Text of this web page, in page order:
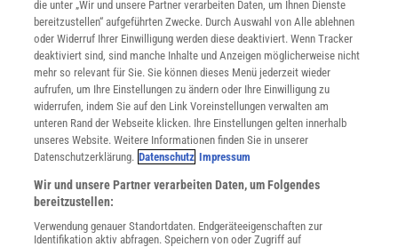
Mediadaten
Datenschutz
Nutzungsbedingungen
Cookie-Einstellungen
Utiq verwalten
Nutzungsbasierte Onlinewerbung
Alle Artikel
Impressum
Angebote für Schulen
Angebote für Institutionen
Sprachen lernen mit Gymglish
die unter „Wir und unsere Partner verarbeiten Daten, um Ihnen Dienste
bereitzustellen“ aufgeführten Zwecke. Durch Auswahl von Alle ablehnen
oder Widerruf Ihrer Einwilligung werden diese deaktiviert. Wenn Tracker
deaktiviert sind, sind manche Inhalte und Anzeigen möglicherweise nicht
mehr so relevant für Sie. Sie können dieses Menü jederzeit wieder
aufrufen, um Ihre Einstellungen zu ändern oder Ihre Einwilligung zu
widerrufen, indem Sie auf den Link Voreinstellungen verwalten am
unteren Rand der Webseite klicken. Ihre Einstellungen gelten innerhalb
unseres Website. Weitere Informationen finden Sie in unserer
Datenschutzerklärung. Datenschutz Impressum
Wir und unsere Partner verarbeiten Daten, um Folgendes
bereitzustellen:
Verwendung genauer Standortdaten. Endgeräteeigenschaften zur
Identifikation aktiv abfragen. Speichern von oder Zugriff auf